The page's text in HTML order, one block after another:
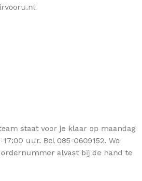
staat voor je klaar op maandag
uur. Bel 085-0609152. We
alvast bij de hand te